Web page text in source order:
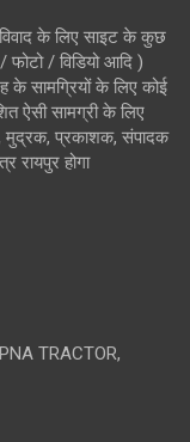
के लिए साइट के कुछ
फोटो / विडियो आदि )
के सामग्रियों के लिए कोई
ऐसी सामग्री के लिए
मुद्रक, प्रकाशक, संपादक
रायपुर होगा
TRACTOR,